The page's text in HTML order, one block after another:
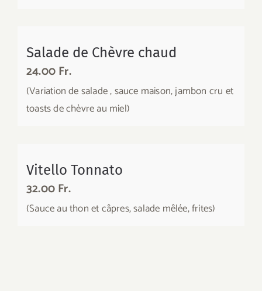
Salade de Chèvre chaud
24.00 Fr.
(Variation de salade , sauce maison, jambon cru et
toasts de chèvre au miel)
Vitello Tonnato
32.00 Fr.
(Sauce au thon et câpres, salade mêlée, frites)